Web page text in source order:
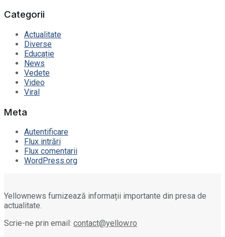
Categorii
Actualitate
Diverse
Educație
News
Vedete
Video
Viral
Meta
Autentificare
Flux intrări
Flux comentarii
WordPress.org
Yellownews furnizează informații importante din presa de
actualitate.
Scrie-ne prin email: contact@yellow.ro